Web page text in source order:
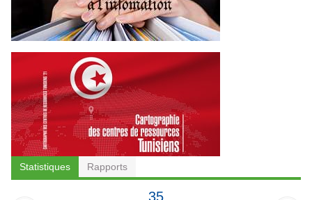
Statistiques Rapports
35